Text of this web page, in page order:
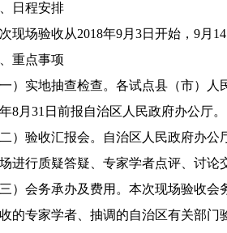
日程安排
现场验收从2018年9月 3日开始， 9月 14
重点事项
） 实地抽查检查。 各试点县（市）人
年8月 31 日前报自治区人民政府办公厅
二）验收汇报会。
自治区人民政府办公
进行质疑答疑、专家学者点评、讨
三）会务承办及费用。 本次现场验收会
的专家学者、抽调的自治区有关部门